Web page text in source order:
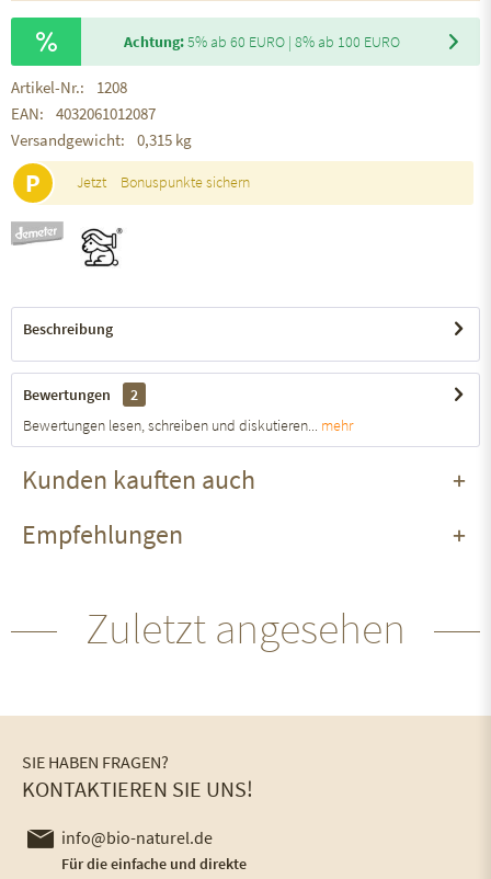
Achtung:5% ab 60 EURO | 8% ab 100 EURO
Artikel-Nr.:
1208
EAN:
4032061012087
Versandgewicht:
0,315 kg
P Jetzt Bonuspunkte sichern
Beschreibung
Bewertungen
2
Bewertungen lesen, schreiben und diskutieren... mehr
Kunden kauften auch
Empfehlungen
Zuletzt angesehen
SIE HABEN FRAGEN?
KONTAKTIEREN SIE UNS!
info@bio-naturel.de
Für die einfache und direkte